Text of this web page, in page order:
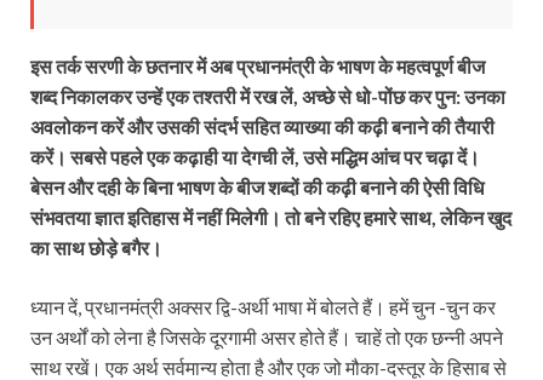
इस तर्क सरणी के छतनार में अब प्रधानमंत्री के भाषण के महत्वपूर्ण बीज
शब्द निकालकर उन्हें एक तश्तरी में रख लें, अच्छे से धो-पोंछ कर पुन: उनका
अवलोकन करें और उसकी संदर्भ सहित व्याख्या की कढ़ी बनाने की तैयारी
करें। सबसे पहले एक कढ़ाही या देगची लें, उसे मद्धिम आंच पर चढ़ा दें।
बेसन और दही के बिना भाषण के बीज शब्दों की कढ़ी बनाने की ऐसी विधि
संभवतया ज्ञात इतिहास में नहीं मिलेगी। तो बने रहिए हमारे साथ, लेकिन खुद
का साथ छोड़े बगैर।
ध्यान दें, प्रधानमंत्री अक्सर द्वि-अर्थी भाषा में बोलते हैं। हमें चुन -चुन कर
उन अर्थों को लेना है जिसके दूरगामी असर होते हैं। चाहें तो एक छन्नी अपने
साथ रखें। एक अर्थ सर्वमान्य होता है और एक जो मौका-दस्तूर के हिसाब से